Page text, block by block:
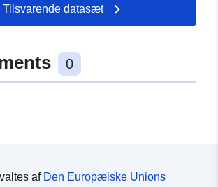
Tilsvarende datasæt
0
af Den Europæiske Unions